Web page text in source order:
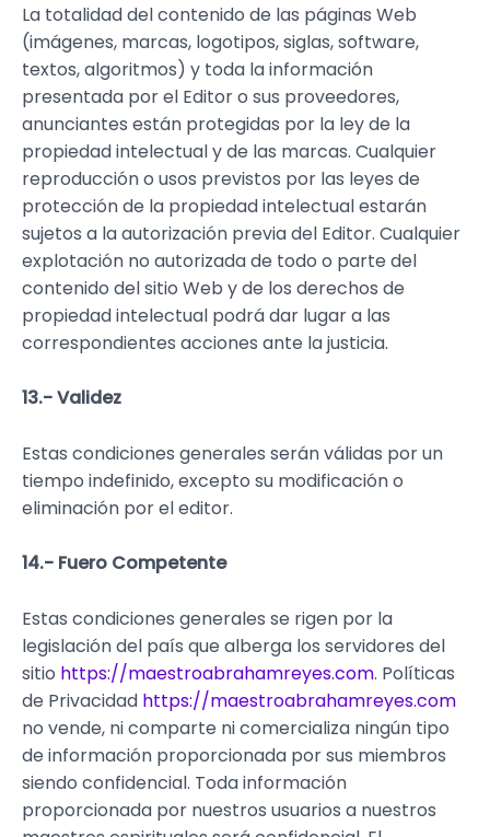
La totalidad del contenido de las páginas Web
(imágenes, marcas, logotipos, siglas, software,
textos, algoritmos) y toda la información
presentada por el Editor o sus proveedores,
anunciantes están protegidas por la ley de la
propiedad intelectual y de las marcas. Cualquier
reproducción o usos previstos por las leyes de
protección de la propiedad intelectual estarán
sujetos a la autorización previa del Editor. Cualquier
explotación no autorizada de todo o parte del
contenido del sitio Web y de los derechos de
propiedad intelectual podrá dar lugar a las
correspondientes acciones ante la justicia.
13.- Validez
Estas condiciones generales serán válidas por un
tiempo indefinido, excepto su modificación o
eliminación por el editor.
14.- Fuero Competente
Estas condiciones generales se rigen por la
legislación del país que alberga los servidores del
sitio https://maestroabrahamreyes.com. Políticas
de Privacidad https://maestroabrahamreyes.com
no vende, ni comparte ni comercializa ningún tipo
de información proporcionada por sus miembros
siendo confidencial. Toda información
proporcionada por nuestros usuarios a nuestros